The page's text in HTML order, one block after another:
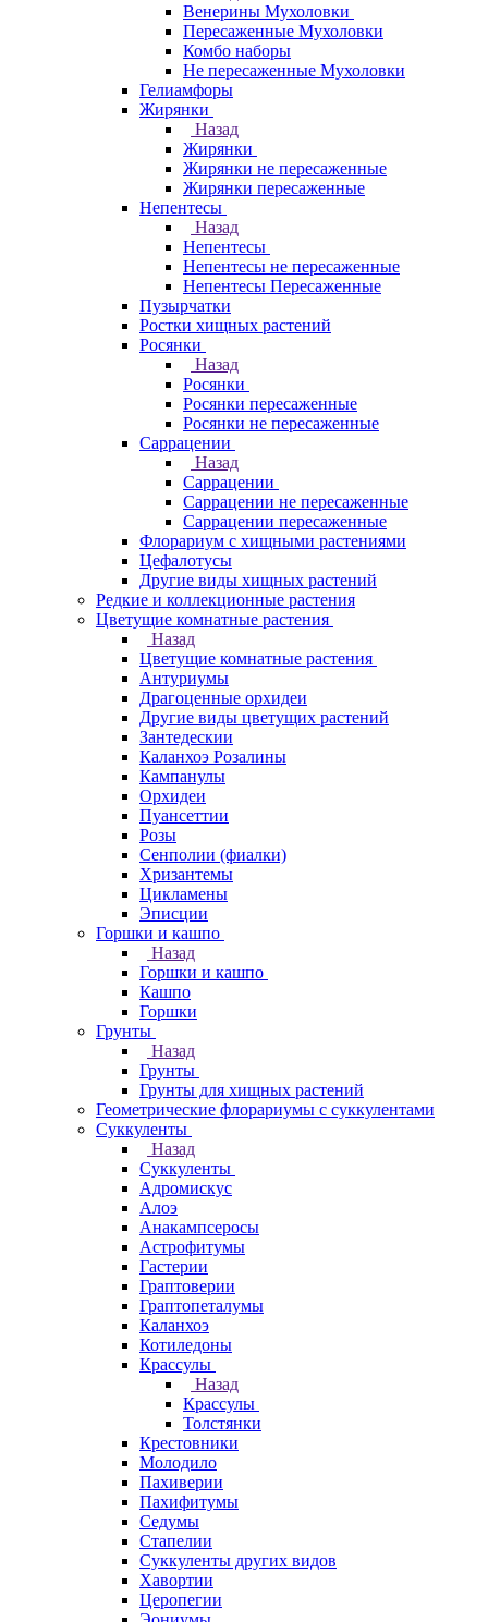
Венерины Мухоловки
Пересаженные Мухоловки
Комбо наборы
Не пересаженные Мухоловки
Гелиамфоры
Жирянки
Назад
Жирянки
Жирянки не пересаженные
Жирянки пересаженные
Непентесы
Назад
Непентесы
Непентесы не пересаженные
Непентесы Пересаженные
Пузырчатки
Ростки хищных растений
Росянки
Назад
Росянки
Росянки пересаженные
Росянки не пересаженные
Саррацении
Назад
Саррацении
Саррацении не пересаженные
Саррацении пересаженные
Флорариум с хищными растениями
Цефалотусы
Другие виды хищных растений
Редкие и коллекционные растения
Цветущие комнатные растения
Назад
Цветущие комнатные растения
Антуриумы
Драгоценные орхидеи
Другие виды цветущих растений
Зантедескии
Каланхоэ Розалины
Кампанулы
Орхидеи
Пуансеттии
Розы
Сенполии (фиалки)
Хризантемы
Цикламены
Эписции
Горшки и кашпо
Назад
Горшки и кашпо
Кашпо
Горшки
Грунты
Назад
Грунты
Грунты для хищных растений
Геометрические флорариумы с суккулентами
Суккуленты
Назад
Суккуленты
Адромискус
Алоэ
Анакампсеросы
Астрофитумы
Гастерии
Граптоверии
Граптопеталумы
Каланхоэ
Котиледоны
Крассулы
Назад
Крассулы
Толстянки
Крестовники
Молодило
Пахиверии
Пахифитумы
Седумы
Стапелии
Суккуленты других видов
Хавортии
Церопегии